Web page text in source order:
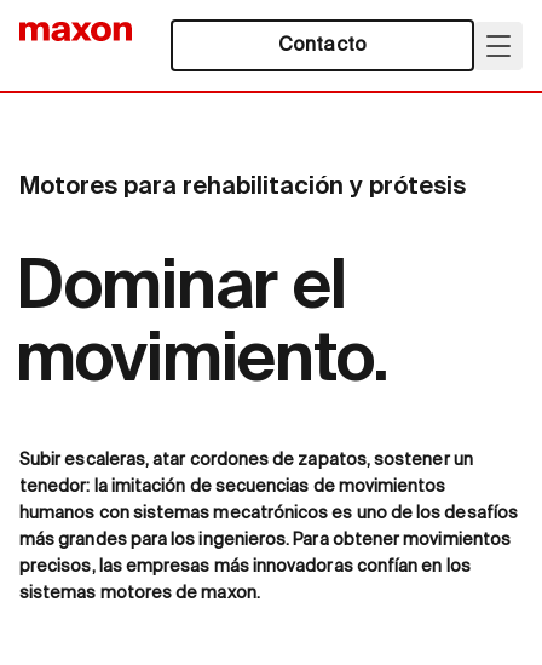
Contacto
Motores para rehabilitación y prótesis
Dominar el
movimiento.
Subir escaleras, atar cordones de zapatos, sostener un
tenedor: la imitación de secuencias de movimientos
humanos con sistemas mecatrónicos es uno de los desafíos
más grandes para los ingenieros. Para obtener movimientos
precisos, las empresas más innovadoras confían en los
sistemas motores de maxon.